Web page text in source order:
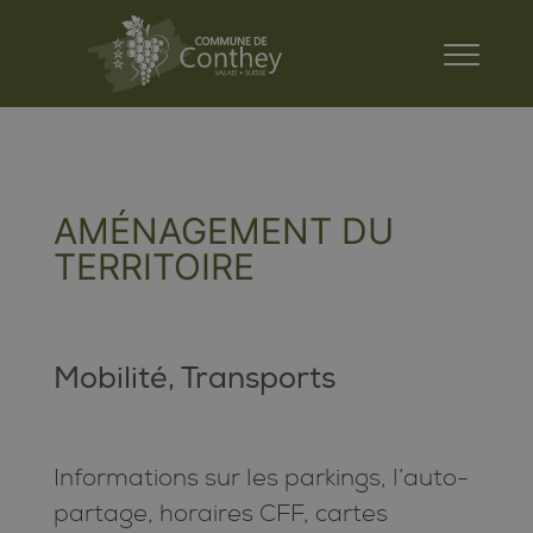
AMÉNAGEMENT DU
TERRITOIRE
Mobilité, Transports
Informations sur les parkings, l’auto-
partage, horaires CFF, cartes